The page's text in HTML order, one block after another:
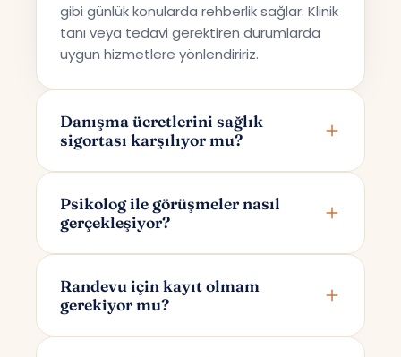
gibi günlük konularda rehberlik sağlar. Klinik
tanı veya tedavi gerektiren durumlarda
uygun hizmetlere yönlendiririz.
Danışma ücretlerini sağlık
sigortası karşılıyor mu?
sunmaktadır; bu nedenle ücretler sağlık
sigortaları tarafından karşılanmamaktadır.
Psikolog ile görüşmeler nasıl
gerçekleşiyor?
üzerinden yapılır. Randevunuzu
oluşturduktan sonra yalnızca size ve
Randevu için kayıt olmam
gerekiyor mu?